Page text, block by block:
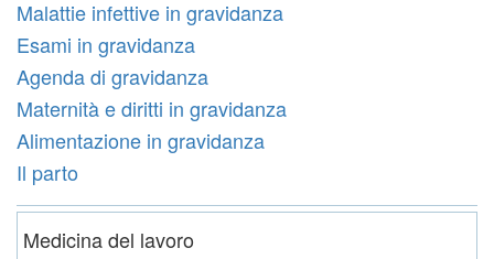
Malattie infettive in gravidanza
Esami in gravidanza
Agenda di gravidanza
Maternità e diritti in gravidanza
Alimentazione in gravidanza
Il parto
Medicina del lavoro